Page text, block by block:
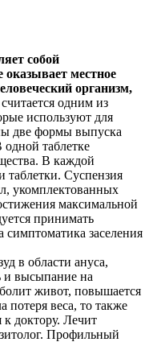
собой
оказывает местное
организм,
одним из
используют для
две формы выпуска
таблетке
В каждой
таблетки. Суспензия
укомплектованных
максимальной
принимать
симптоматика заселения
в области ануса,
и высыпание на
живот, повышается
потеря веса, то также
к доктору. Лечит
Профильный